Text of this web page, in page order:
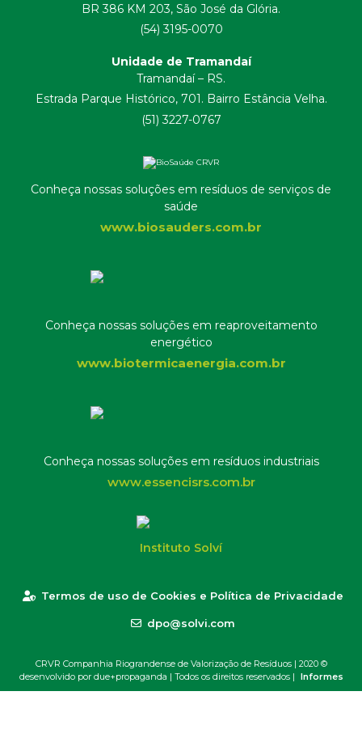
BR 386 KM 203, São José da Glória.
(54) 3195-0070
Unidade de Tramandaí
Tramandaí – RS.
Estrada Parque Histórico, 701. Bairro Estância Velha.
(51) 3227-0767
Conheça nossas soluções em resíduos de serviços de
saúde
www.biosauders.com.br
Conheça nossas soluções em reaproveitamento
energético
www.biotermicaenergia.com.br
Conheça nossas soluções em resíduos industriais
www.essencisrs.com.br
Instituto Solví
Termos de uso de Cookies e Política de Privacidade
dpo@solvi.com
CRVR Companhia Riograndense de Valorização de Resíduos | 2020 ©
desenvolvido por due+propaganda | Todos os direitos reservados | Informes